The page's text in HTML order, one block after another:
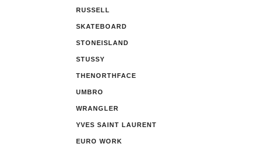
RUSSELL
SKATEBOARD
STONEISLAND
STUSSY
THENORTHFACE
UMBRO
WRANGLER
YVES SAINT LAURENT
EURO WORK